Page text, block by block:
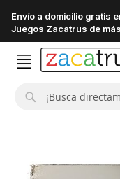
Envío a domicilio gratis
Juegos Zacatrus de